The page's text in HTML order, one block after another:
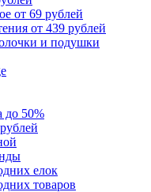
от 69 рублей
от 439 рублей
и подушки
до 50%
елок
товаров